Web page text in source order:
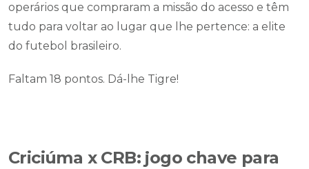
operários que compraram a missão do acesso e têm
tudo para voltar ao lugar que lhe pertence: a elite
do futebol brasileiro.
Faltam 18 pontos. Dá-lhe Tigre!
Criciúma x CRB: jogo chave para